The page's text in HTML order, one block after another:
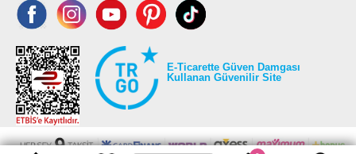
E-Ticarette Güven Damgası
Kullanan Güvenilir Site